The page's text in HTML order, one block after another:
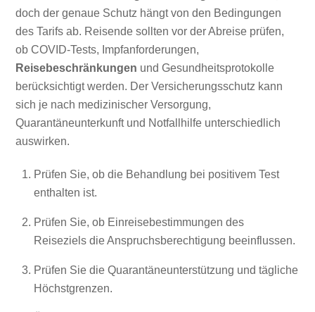
doch der genaue Schutz hängt von den Bedingungen
des Tarifs ab. Reisende sollten vor der Abreise prüfen,
ob COVID-Tests, Impfanforderungen,
Reisebeschränkungen und Gesundheitsprotokolle
berücksichtigt werden. Der Versicherungsschutz kann
sich je nach medizinischer Versorgung,
Quarantäneunterkunft und Notfallhilfe unterschiedlich
auswirken.
Prüfen Sie, ob die Behandlung bei positivem Test
enthalten ist.
Prüfen Sie, ob Einreisebestimmungen des
Reiseziels die Anspruchsberechtigung beeinflussen.
Prüfen Sie die Quarantäneunterstützung und tägliche
Höchstgrenzen.